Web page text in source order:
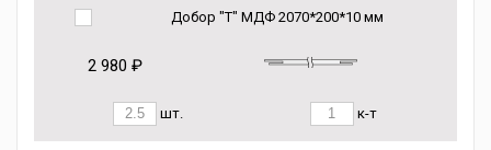
Добор "Т" МДФ 2070*200*10 мм
2 980 ₽
шт. к-т